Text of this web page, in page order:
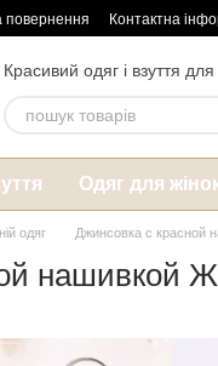
повернення Контактна
Красивий одяг і взуття для
Одяг для
одяг Джинсовка с красной
нашивкой